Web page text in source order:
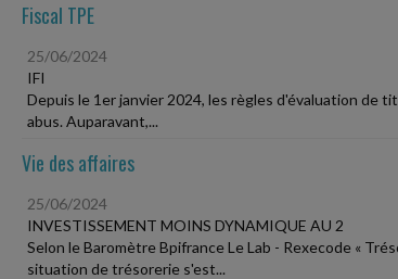
Fiscal TPE
25/06/2024
IFI
Depuis le 1er janvier 2024, les règles d'évaluation de
abus. Auparavant,...
Vie des affaires
25/06/2024
INVESTISSEMENT MOINS DYNAMIQUE AU 2
Selon le Baromètre Bpifrance Le Lab - Rexecode «
situation de trésorerie s'est...